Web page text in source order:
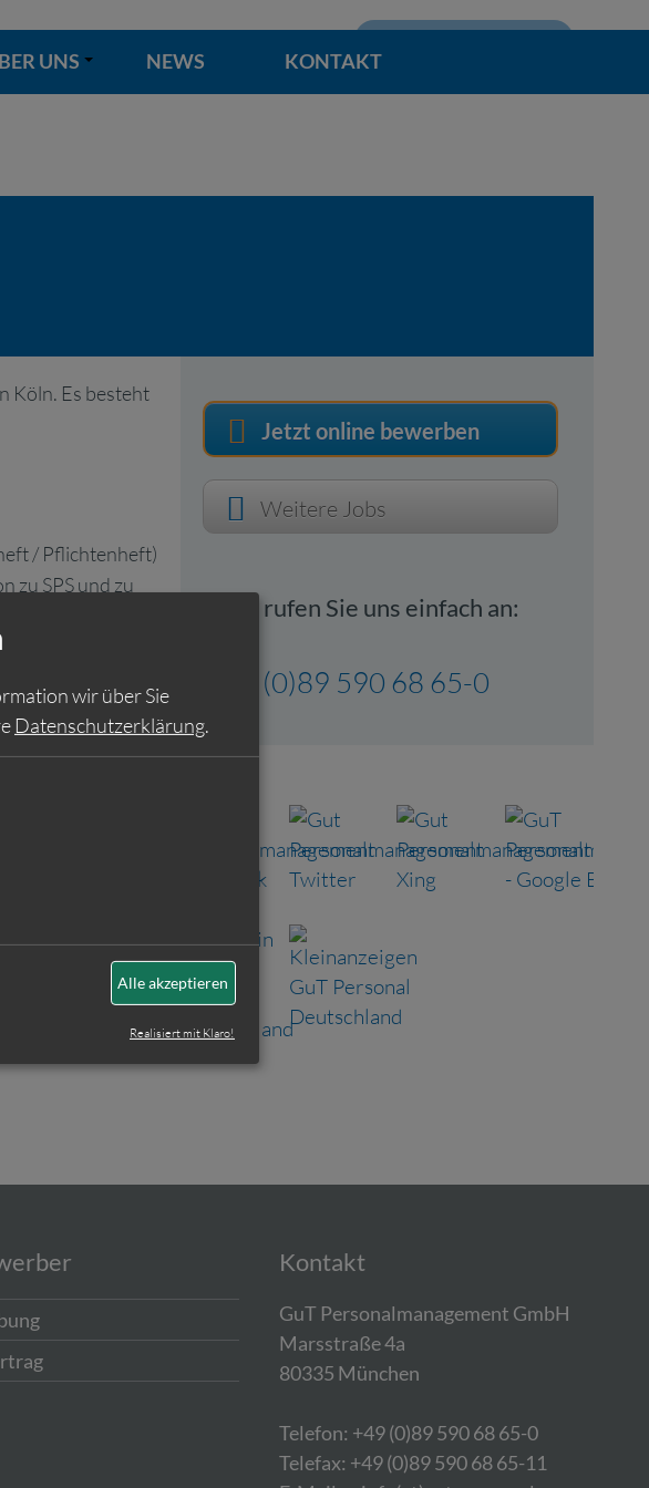
UNS NEWS KONTAKT
Köln. Es besteht
/ Pflichtenheft)
zu SPS und zu
der
/
für
Jetzt online bewerben
Weitere Jobs
Oder rufen Sie uns einfach an:
+49 (0)89 590 68 65-0
Kontakt
GuT Personalmanagement GmbH
Marsstraße 4a
80335 München
Telefon: +49 (0)89 590 68 65-0
Telefax: +49 (0)89 590 68 65-11
wir über Sie
Datenschutzerklärung.
Alle akzeptieren
Realisiert mit Klaro!